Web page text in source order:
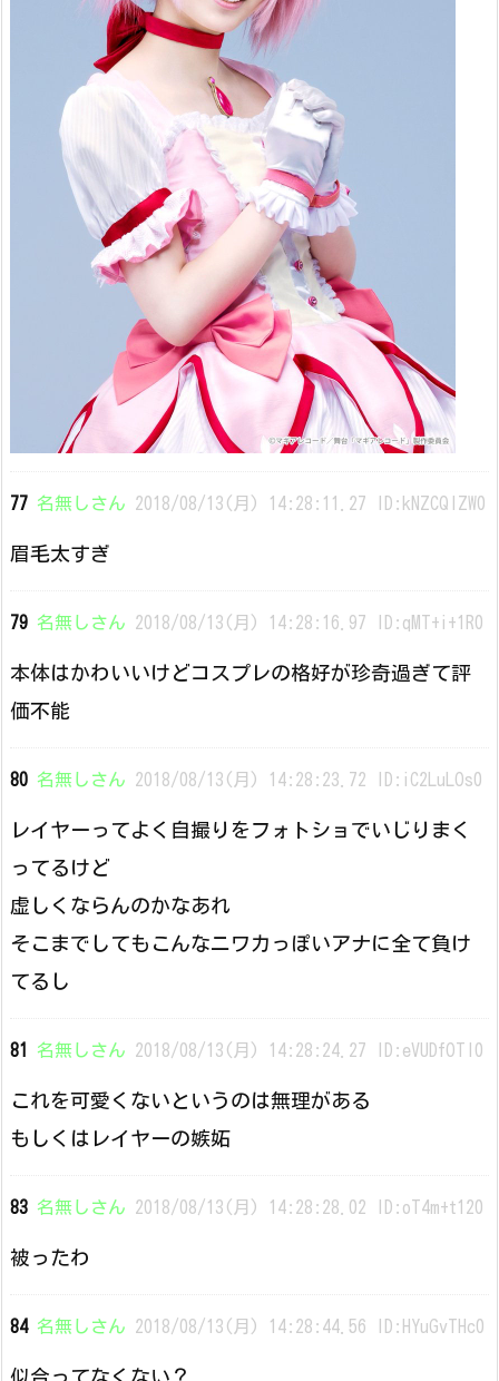
77 名無しさん 2018/08/13(月) 14:28:11.27 ID:kNZCQlZW0
眉毛太すぎ
79 名無しさん 2018/08/13(月) 14:28:16.97 ID:qMT+i+1R0
本体はかわいいけどコスプレの格好が珍奇過ぎて評
価不能
80 名無しさん 2018/08/13(月) 14:28:23.72 ID:iC2LuLOs0
レイヤーってよく自撮りをフォトショでいじりまく
ってるけど
虚しくならんのかなあれ
そこまでしてもこんなニワカっぽいアナに全て負け
てるし
81 名無しさん 2018/08/13(月) 14:28:24.27 ID:eVUDfOTI0
これを可愛くないというのは無理がある
もしくはレイヤーの嫉妬
83 名無しさん 2018/08/13(月) 14:28:28.02 ID:oT4m+t120
被ったわ
84 名無しさん 2018/08/13(月) 14:28:44.56 ID:HYuGvTHc0
似合ってなくない？